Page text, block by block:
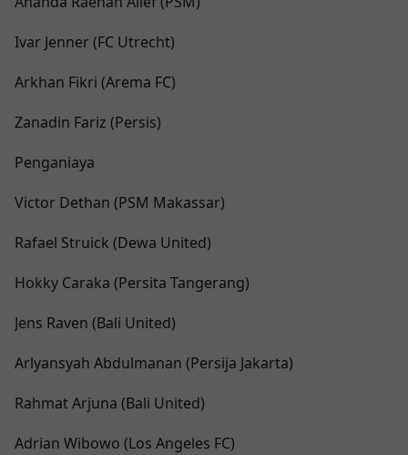
Ivar Jenner (FC Utrecht)
Arkhan Fikri (Arema FC)
Zanadin Fariz (Persis)
Penganiaya
Victor Dethan (PSM Makassar)
Rafael Struick (Dewa United)
Hokky Caraka (Persita Tangerang)
Jens Raven (Bali United)
Arlyansyah Abdulmanan (Persija Jakarta)
Rahmat Arjuna (Bali United)
Adrian Wibowo (Los Angeles FC)